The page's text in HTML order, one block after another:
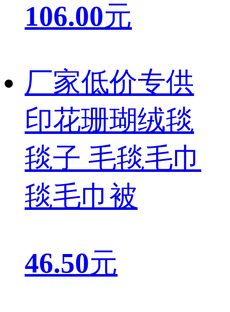
106.00元
厂家低价专供
印花珊瑚绒毯
毯子 毛毯毛巾
毯毛巾被
46.50元